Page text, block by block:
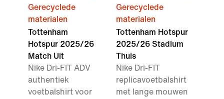
Gerecyclede
materialen
Tottenham
Hotspur 2025/26
Match Uit
Nike Dri-FIT ADV
authentiek
voetbalshirt voor
Gerecyclede
materialen
Tottenham Hotspur
2025/26 Stadium
Thuis
Nike Dri-FIT
replicavoetbalshirt
met lange mouwen